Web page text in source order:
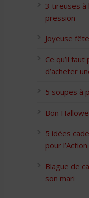
3 tireuses à
pression
Joyeuse
Ce qu’il
d’acheter
5 soupes à
Bon
5 idées
pour
Blague de
son mari